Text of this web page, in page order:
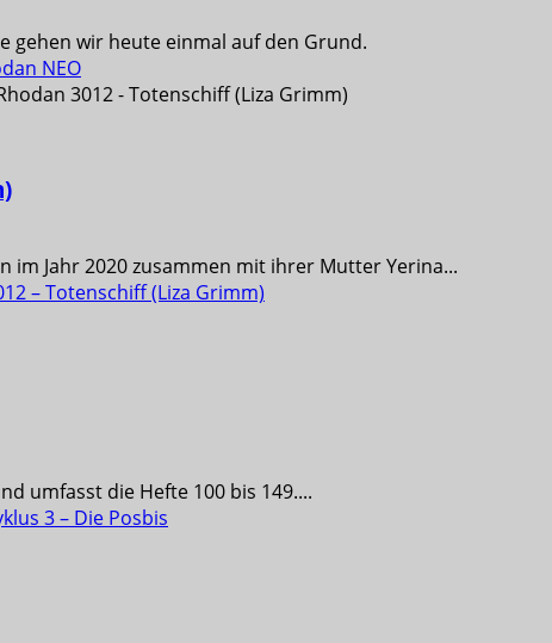
gehen wir heute einmal auf den Grund.
NEO
Jahr 2020 zusammen mit ihrer Mutter Yerina...
– Totenschiff (Liza Grimm)
umfasst die Hefte 100 bis 149....
3 – Die Posbis